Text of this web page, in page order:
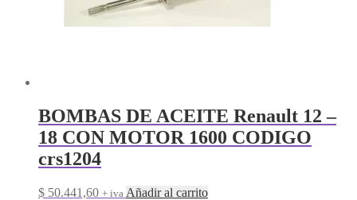
BOMBAS DE ACEITE Renault 12 –
18 CON MOTOR 1600 CODIGO
crs1204
$ 50.441,60 + iva Añadir al carrito